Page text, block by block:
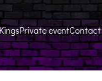
Private eventContact